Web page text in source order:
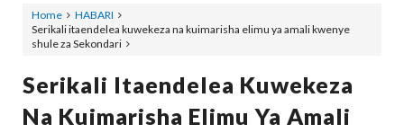
Home
HABARI
Serikali itaendelea kuwekeza na kuimarisha elimu ya amali kwenye
shule za Sekondari
Serikali Itaendelea Kuwekeza
Na Kuimarisha Elimu Ya Amali